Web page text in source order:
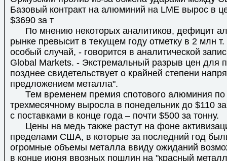
Базовый контракт на алюминий на LME вырос в
$3690 за т
По мнению некоторых аналитиков, дефицит
рынке превысит в текущем году отметку в 2 млн
особый случай, - говорится в аналитической
Global Markets. - Экстремальный разрыв цен для
позднее свидетельствует о крайней степени
предложением металла".
Тем временем премия спотового алюминия по
трехмесячному выросла в понедельник до $110
с поставками в конце года – почти $500 за тонну.
Цены на медь также растут на фоне
пределами США, в которые за последний год
огромные объемы металла ввиду ожиданий
в конце июня ввозных пошлин на "красный